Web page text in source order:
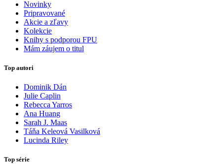
Novinky
Pripravované
Akcie a zľavy
Kolekcie
Knihy s podporou FPU
Mám záujem o titul
Top autori
Dominik Dán
Julie Caplin
Rebecca Yarros
Ana Huang
Sarah J. Maas
Táňa Keleová Vasilková
Lucinda Riley
Top série